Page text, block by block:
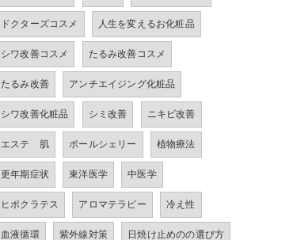
ドクターズコスメ 人生を変えるお化粧品
シワ改善コスメ たるみ改善コスメ
たるみ改善 アンチエイジング化粧品
シワ改善化粧品 シミ改善 ニキビ改善
エステ 肌 ポールシェリー 植物療法
更年期症状 東洋医学 中医学
ヒポクラテス アロマテラピー 冷え性
血液循環 紫外線対策 日焼け止めのの選び方